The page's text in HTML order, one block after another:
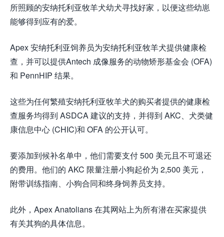
所照顾的安纳托利亚牧羊犬幼犬寻找好家，以便这些幼崽
能够得到应有的爱。
Apex 安纳托利亚饲养员为安纳托利亚牧羊犬提供健康检
查，并可以提供Antech 成像服务的动物矫形基金会 (OFA)
和 PennHIP 结果。
这些为任何繁殖安纳托利亚牧羊犬的购买者提供的健康检
查服务均得到 ASDCA 建议的支持，并得到 AKC、犬类健
康信息中心 (CHIC)和 OFA 的公开认可。
要添加到候补名单中，他们需要支付 500 美元且不可退还
的费用。他们的 AKC 限量注册小狗起价为 2,500 美元，
附带训练指南、小狗合同和终身饲养员支持。
此外，Apex Anatolians 在其网站上为所有潜在买家提供
有关其狗的具体信息。